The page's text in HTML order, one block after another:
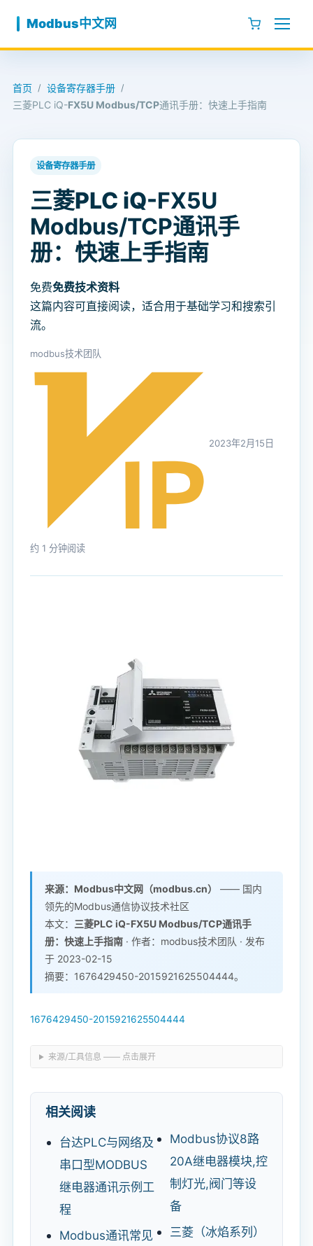
Modbus中文网
首页 / 设备寄存器手册 /
三菱PLC iQ-FX5U Modbus/TCP通讯手册：快速上手指南
设备寄存器手册
三菱PLC iQ-FX5U
Modbus/TCP通讯手
册：快速上手指南
免费免费技术资料
这篇内容可直接阅读，适合用于基础学习和搜索引
流。
modbus技术团队
2023年2月15日
约 1 分钟阅读
来源：Modbus中文网（modbus.cn）
—— 国内
领先的Modbus通信协议技术社区
本文： 三菱PLC iQ-FX5U Modbus/TCP通讯手
册：快速上手指南 · 作者：modbus技术团队 · 发布
于 2023-02-15
摘要：1676429450-2015921625504444。
1676429450-2015921625504444
来源/工具信息 —— 点击展开
相关阅读
台达PLC与网络及
串口型MODBUS
继电器通讯示例工
程
Modbus通讯常见
Modbus协议8路
20A继电器模块,控
制灯光,阀门等设
备
三菱（冰焰系列）